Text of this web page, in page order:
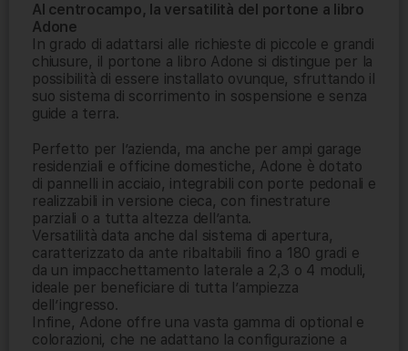
Al centrocampo, la versatilità del portone a libro
Adone
In grado di adattarsi alle richieste di piccole e grandi
chiusure, il portone a libro Adone si distingue per la
possibilità di essere installato ovunque, sfruttando il
suo sistema di scorrimento in sospensione e senza
guide a terra.
Perfetto per l’azienda, ma anche per ampi garage
residenziali e officine domestiche, Adone è dotato
di pannelli in acciaio, integrabili con porte pedonali e
realizzabili in versione cieca, con finestrature
parziali o a tutta altezza dell’anta.
Versatilità data anche dal sistema di apertura,
caratterizzato da ante ribaltabili fino a 180 gradi e
da un impacchettamento laterale a 2,3 o 4 moduli,
ideale per beneficiare di tutta l’ampiezza
dell’ingresso.
Infine, Adone offre una vasta gamma di optional e
colorazioni, che ne adattano la configurazione a